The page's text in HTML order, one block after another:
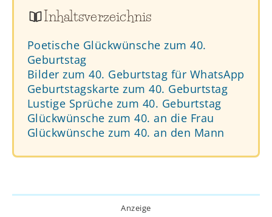
Inhaltsverzeichnis
Poetische Glückwünsche zum 40.
Geburtstag
Bilder zum 40. Geburtstag für WhatsApp
Geburtstagskarte zum 40. Geburtstag
Lustige Sprüche zum 40. Geburtstag
Glückwünsche zum 40. an die Frau
Glückwünsche zum 40. an den Mann
Anzeige